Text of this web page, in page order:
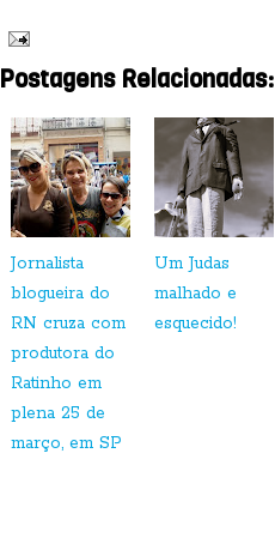
Postagens Relacionadas:
Jornalista
blogueira do
RN cruza com
produtora do
Ratinho em
plena 25 de
março, em SP
Um Judas
malhado e
esquecido!